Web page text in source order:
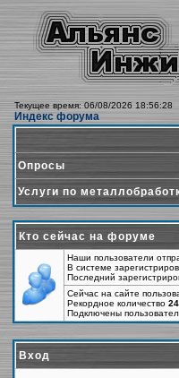
Текущее время: 06/08/2026 18:56:28
Индекс форума
Опросы
Услуги по
Кто сейчас на форуме
Наши пользователи
В системе
Последний
Сейчас на сайте
Рекордное количество
Подключены
Вход